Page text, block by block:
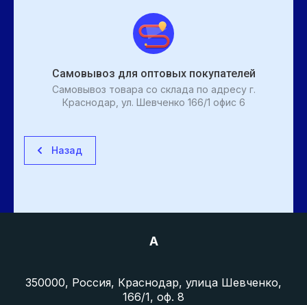
Самовывоз для оптовых покупателей
Самовывоз товара со склада по адресу г.
Краснодар, ул. Шевченко 166/1 офис 6
Назад
A
350000, Россия, Краснодар, улица Шевченко,
166/1, оф. 8